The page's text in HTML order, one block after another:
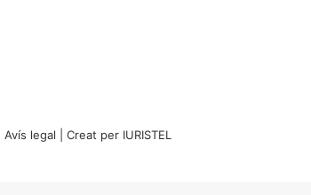
Avís legal | Creat per IURISTEL